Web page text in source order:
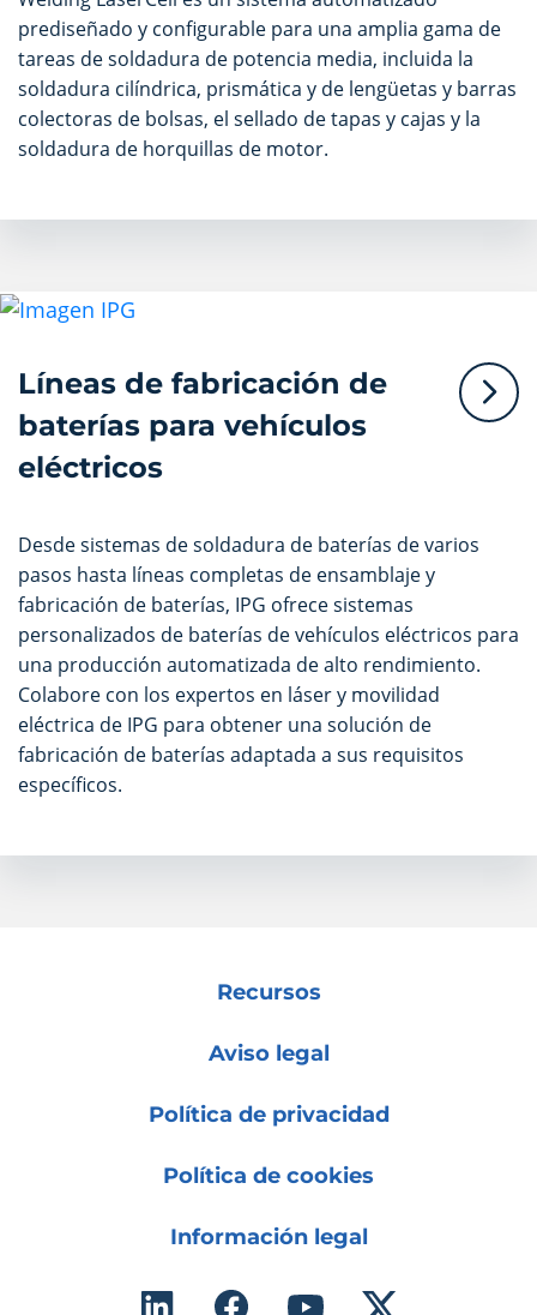
prediseñado y configurable para una amplia gama de
tareas de soldadura de potencia media, incluida la
soldadura cilíndrica, prismática y de lengüetas y barras
colectoras de bolsas, el sellado de tapas y cajas y la
soldadura de horquillas de motor.
Líneas de fabricación de
baterías para vehículos
eléctricos
Desde sistemas de soldadura de baterías de varios
pasos hasta líneas completas de ensamblaje y
fabricación de baterías, IPG ofrece sistemas
personalizados de baterías de vehículos eléctricos para
una producción automatizada de alto rendimiento.
Colabore con los expertos en láser y movilidad
eléctrica de IPG para obtener una solución de
fabricación de baterías adaptada a sus requisitos
específicos.
Recursos
Aviso legal
Política de privacidad
Política de cookies
Información legal